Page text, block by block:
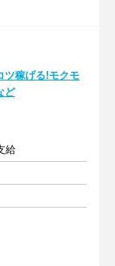
ツ稼げる!モクモ
ど
給